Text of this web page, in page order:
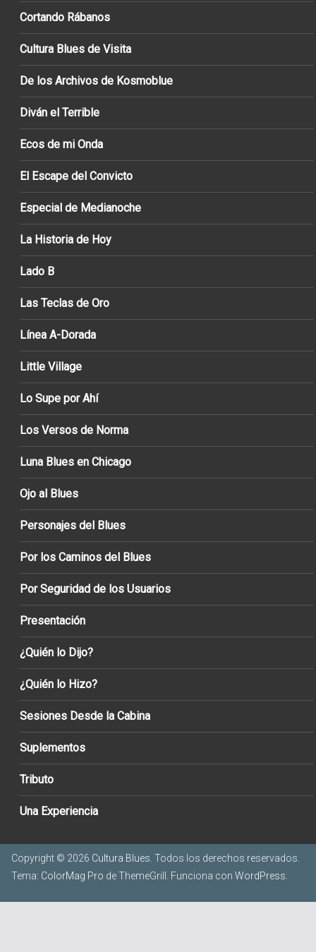
Cortando Rábanos
Cultura Blues de Visita
De los Archivos de Kosmoblue
Diván el Terrible
Ecos de mi Onda
El Escape del Convicto
Especial de Medianoche
La Historia de Hoy
Lado B
Las Teclas de Oro
Línea A-Dorada
Little Village
Lo Supe por Ahí
Los Versos de Norma
Luna Blues en Chicago
Ojo al Blues
Personajes del Blues
Por los Caminos del Blues
Por Seguridad de los Usuarios
Presentación
¿Quién lo Dijo?
¿Quién lo Hizo?
Sesiones Desde la Cabina
Suplementos
Tributo
Una Experiencia
Copyright © 2026 Cultura Blues . Todos los derechos reservados.
Tema: ColorMag Pro de ThemeGrill. Funciona con WordPress